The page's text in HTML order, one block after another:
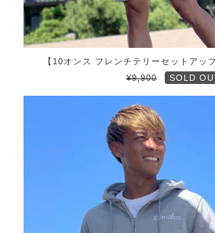
【10オンス フレンチテリーセットアッ
¥9,900
SOLD